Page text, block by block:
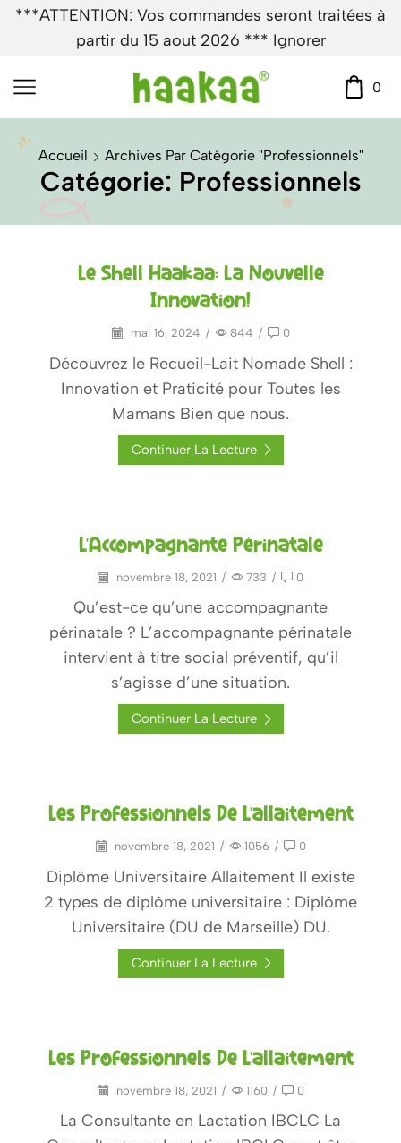
***ATTENTION: Vos commandes seront traitées à
partir du 15 aout 2026 *** Ignorer
0
Accueil Archives Par Catégorie "Professionnels"
Catégorie: Professionnels
Le Shell Haakaa: La Nouvelle
Innovation!
mai 16, 2024 / 844 / 0
Découvrez le Recueil-Lait Nomade Shell :
Innovation et Praticité pour Toutes les
Mamans Bien que nous.
Continuer La Lecture
L’Accompagnante Périnatale
novembre 18, 2021 / 733 / 0
Qu’est-ce qu’une accompagnante
périnatale ? L’accompagnante périnatale
intervient à titre social préventif, qu’il
s’agisse d’une situation.
Continuer La Lecture
Les Professionnels De L’allaitement
novembre 18, 2021 / 1056 / 0
Diplôme Universitaire Allaitement Il existe
2 types de diplôme universitaire : Diplôme
Universitaire (DU de Marseille) DU.
Continuer La Lecture
Les Professionnels De L’allaitement
novembre 18, 2021 / 1160 / 0
La Consultante en Lactation IBCLC La